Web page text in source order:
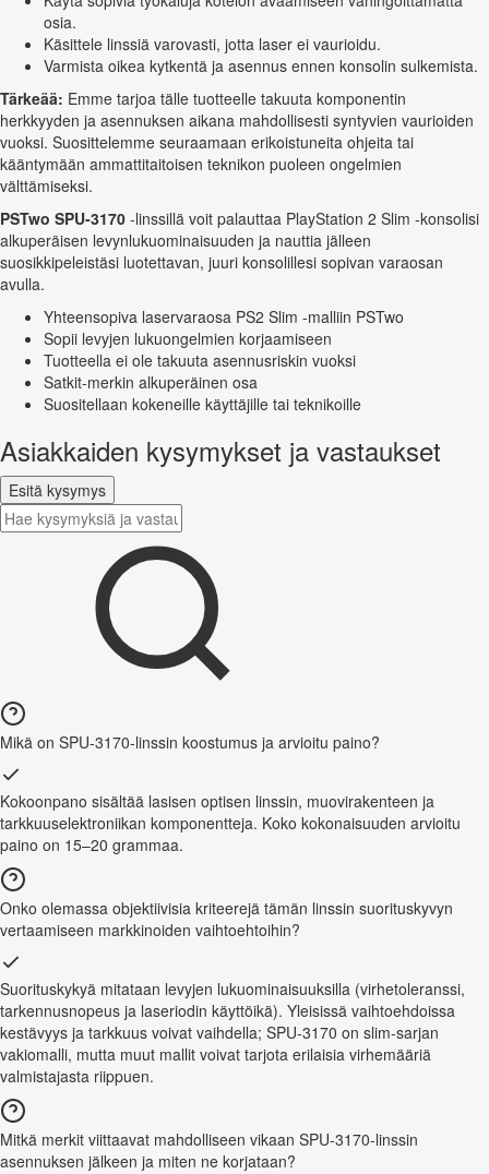
osia.
Käsittele linssiä varovasti, jotta laser ei vaurioidu.
Varmista oikea kytkentä ja asennus ennen konsolin sulkemista.
Tärkeää: Emme tarjoa tälle tuotteelle takuuta komponentin
herkkyyden ja asennuksen aikana mahdollisesti syntyvien vaurioiden
vuoksi. Suosittelemme seuraamaan erikoistuneita ohjeita tai
kääntymään ammattitaitoisen teknikon puoleen ongelmien
välttämiseksi.
PSTwo SPU-3170 -linssillä voit palauttaa PlayStation 2 Slim -konsolisi
alkuperäisen levynlukuominaisuuden ja nauttia jälleen
suosikkipeleistäsi luotettavan, juuri konsolillesi sopivan varaosan
avulla.
Yhteensopiva laservaraosa PS2 Slim -malliin PSTwo
Sopii levyjen lukuongelmien korjaamiseen
Tuotteella ei ole takuuta asennusriskin vuoksi
Satkit-merkin alkuperäinen osa
Suositellaan kokeneille käyttäjille tai teknikoille
Asiakkaiden kysymykset ja vastaukset
Esitä kysymys
Mikä on SPU-3170-linssin koostumus ja arvioitu paino?
Kokoonpano sisältää lasisen optisen linssin, muovirakenteen ja
tarkkuuselektroniikan komponentteja. Koko kokonaisuuden arvioitu
paino on 15–20 grammaa.
Onko olemassa objektiivisia kriteerejä tämän linssin suorituskyvyn
vertaamiseen markkinoiden vaihtoehtoihin?
Suorituskykyä mitataan levyjen lukuominaisuuksilla (virhetoleranssi,
tarkennusnopeus ja laseriodin käyttöikä). Yleisissä vaihtoehdoissa
kestävyys ja tarkkuus voivat vaihdella; SPU-3170 on slim-sarjan
vakiomalli, mutta muut mallit voivat tarjota erilaisia virhemääriä
valmistajasta riippuen.
Mitkä merkit viittaavat mahdolliseen vikaan SPU-3170-linssin
asennuksen jälkeen ja miten ne korjataan?